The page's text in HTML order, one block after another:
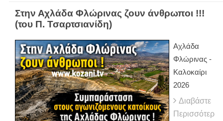
Στην Αχλάδα Φλώρινας ζουν άνθρωποι !!!
(του Π. Τσαρτσιανίδη)
Αχλάδα
Φλώρινας -
Καλοκαίρι
2026
Διαβάστε
Περισσότερ